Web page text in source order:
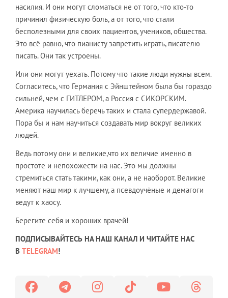
насилия. И они могут сломаться не от того, что кто-то
причинил физическую боль, а от того, что стали
бесполезными для своих пациентов, учеников, общества.
Это всё равно, что пианисту запретить играть, писателю
писать. Они так устроены.
Или они могут уехать. Потому что такие люди нужны всем.
Согласитесь, что Германия с Эйнштейном была бы гораздо
сильней, чем с ГИТЛЕРОМ, а Россия с СИКОРСКИМ.
Америка научилась беречь таких и стала супердержавой.
Пора бы и нам научиться создавать мир вокруг великих
людей.
Ведь потому они и великие,что их величие именно в
простоте и непохожести на нас. Это мы должны
стремиться стать такими, как они, а не наоборот. Великие
меняют наш мир к лучшему, а псевдоучёные и демагоги
ведут к хаосу.
Берегите себя и хороших врачей!
ПОДПИСЫВАЙТЕСЬ НА НАШ КАНАЛ И ЧИТАЙТЕ НАС
В TELEGRAM!